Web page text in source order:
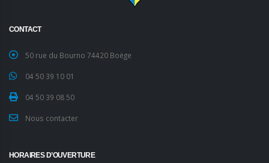
CONTACT
50 rue du Bourno 74420 Boëge
04 50 39 10 01
04 50 39 08 50
Nous contacter
HORAIRES D’OUVERTURE